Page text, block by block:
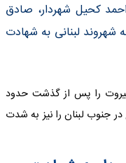
کحیل شهردار، صادق
شهروند لبنانی به شهادت
بیروت را پس از گذشت حدود
در جنوب لبنان را نیز به شدت